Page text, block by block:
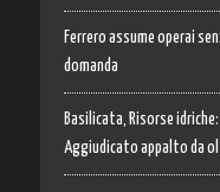
Ferrero assume operai
domanda
Basilicata, Risorse
Aggiudicato appalto da